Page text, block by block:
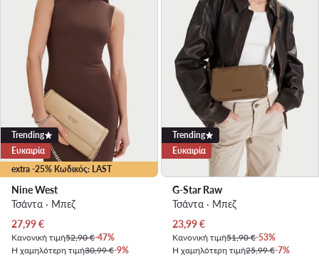
extra -25% Κωδικός: LAST
Trending
Ευκαιρία
Nine West
Τσάντα · Μπεζ
Τρέχουσα τιμή
27,99€
Κανονική τιμή52,90 €-47%
Η χαμηλότερη τιμή30,99 €-9%
Trending
Ευκαιρία
G-Star Raw
Τσάντα · Μπεζ
Τρέχουσα τιμή
23,99€
Κανονική τιμή51,90 €-53%
Η χαμηλότερη τιμή25,99 €-7%